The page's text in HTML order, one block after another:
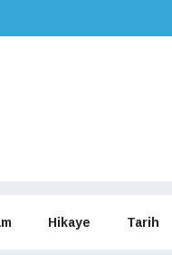
Hikaye Tarih